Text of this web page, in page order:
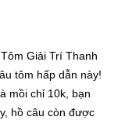
Giải Trí Thanh
tôm hấp dẫn này!
mồi chỉ 10k, bạn
hồ câu còn được